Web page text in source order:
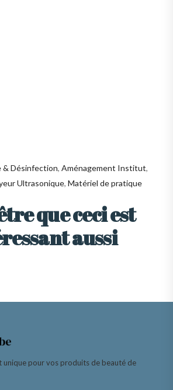
& Désinfection, Aménagement Institut,
Ultrasonique, Matériel de pratique
que ceci est
aussi
unique pour vos produits de beauté de